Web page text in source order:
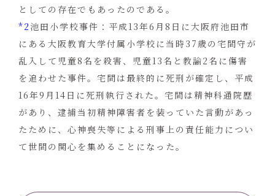
としての存在でもあったのである。
*2 池田小学校事件：平成13年6月8日に大阪府池田市
にある大阪教育大学付属小学校に当時37歳の宅間守が
乱入して児童8名を殺害、児童13名と教諭2名に傷害
を追わせた事件。宅間は最終的に死刑が確定し、平成
16年9月14日に死刑執行された。宅間は精神科通院歴
があり、逮捕当初精神障害者を装っていた言動があっ
たために、心神喪失等による刑事上の責任能力につい
て世間の関心を集めることになった。